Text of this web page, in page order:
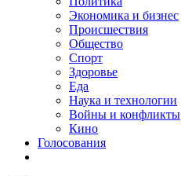
Экономика и бизнес
Происшествия
Общество
Спорт
Здоровье
Еда
Наука и технологии
Войны и конфликты
Кино
Голосования